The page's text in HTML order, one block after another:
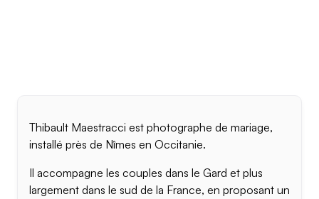
Thibault Maestracci est photographe de mariage,
installé près de Nîmes en Occitanie.
Il accompagne les couples dans le Gard et plus
largement dans le sud de la France, en proposant un